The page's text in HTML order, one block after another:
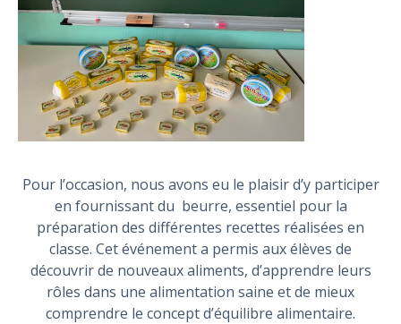
Pour l’occasion, nous avons eu le plaisir d’y participer
en fournissant du beurre, essentiel pour la
préparation des différentes recettes réalisées en
classe. Cet événement a permis aux élèves de
découvrir de nouveaux aliments, d’apprendre leurs
rôles dans une alimentation saine et de mieux
comprendre le concept d’équilibre alimentaire.